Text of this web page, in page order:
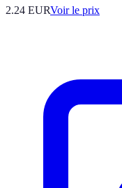
2.24 EURVoir le prix